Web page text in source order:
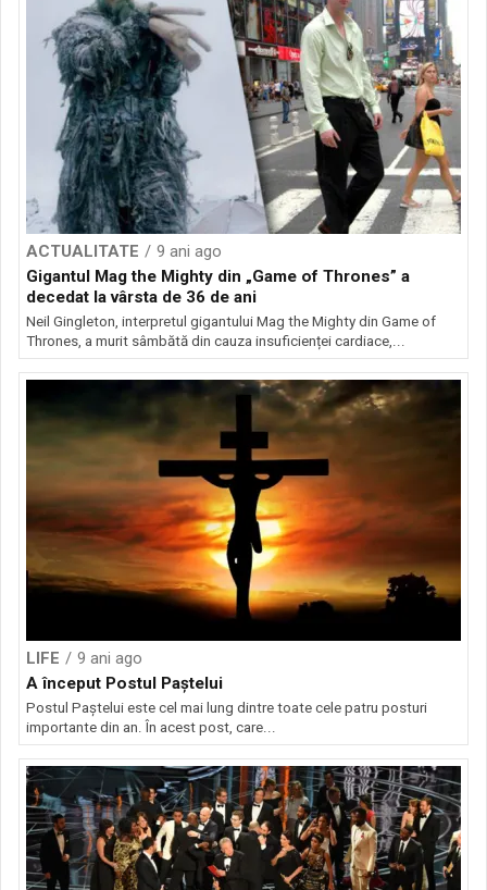
ACTUALITATE
9 ani ago
Gigantul Mag the Mighty din „Game of Thrones” a
decedat la vârsta de 36 de ani
Neil Gingleton, interpretul gigantului Mag the Mighty din Game of
Thrones, a murit sâmbătă din cauza insuficienței cardiace,...
LIFE
9 ani ago
A început Postul Paștelui
Postul Paștelui este cel mai lung dintre toate cele patru posturi
importante din an. În acest post, care...